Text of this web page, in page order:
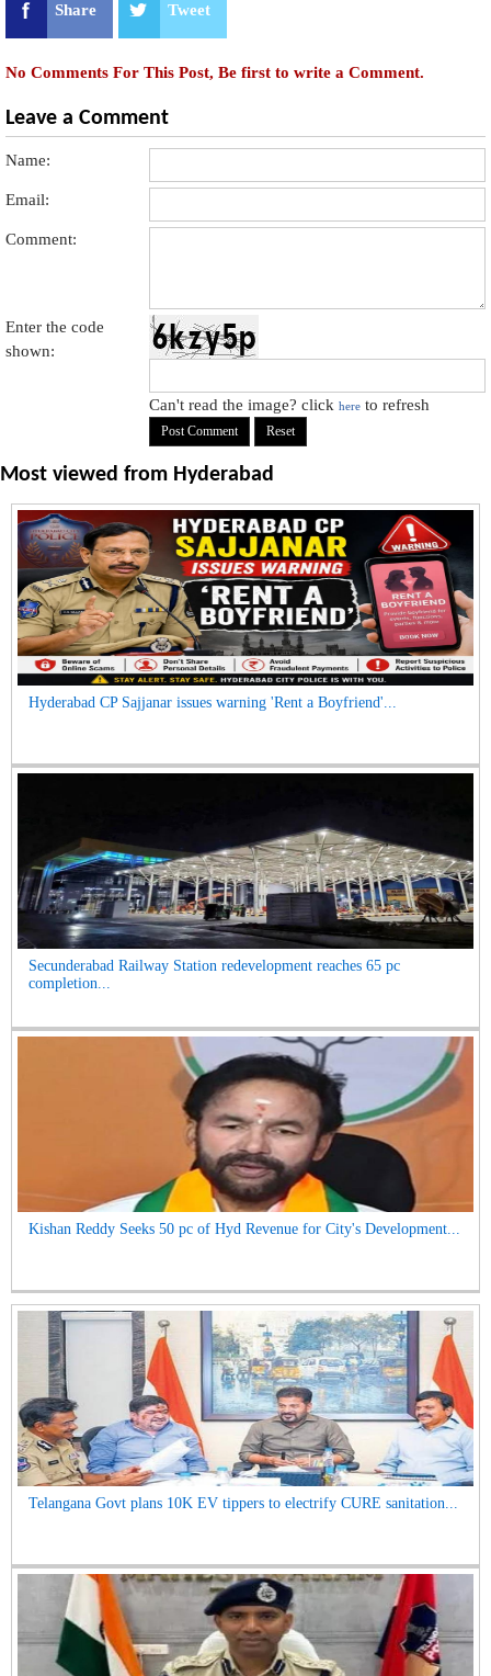
Share Tweet
No Comments For This Post, Be first to write a Comment.
Leave a Comment
Name:
Email:
Comment:
Enter the code
shown:
Can't read the image? clickhere to refresh
Most viewed from Hyderabad
Hyderabad CP Sajjanar issues warning 'Rent a Boyfriend'...
Secunderabad Railway Station redevelopment reaches 65 pc
completion...
Kishan Reddy Seeks 50 pc of Hyd Revenue for City's Development...
Telangana Govt plans 10K EV tippers to electrify CURE sanitation...